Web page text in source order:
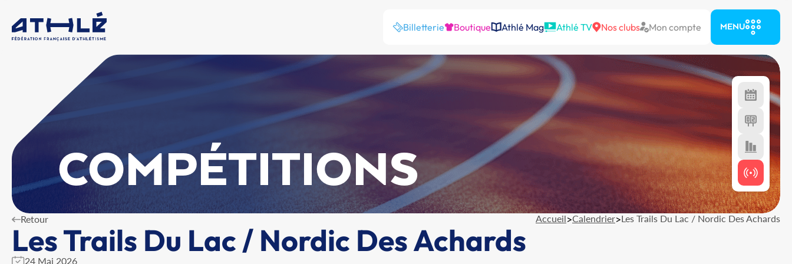
Billetterie Boutique Athlé Mag Athlé TV Nos clubs Mon compte MENU
COMPÉTITIONS
Retour Accueil>Calendrier>Les Trails Du Lac / Nordic Des Achards
Les Trails Du Lac / Nordic Des Achards
24 Mai 2026